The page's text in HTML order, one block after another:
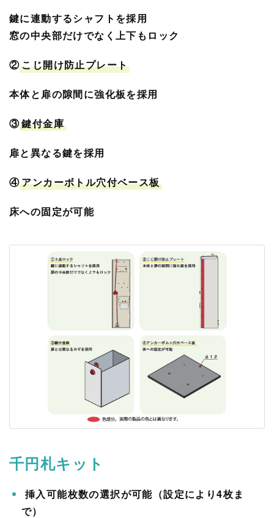
鍵に連動するシャフトを採用
窓の中央部だけでなく上下もロック
②こじ開け防止プレート
本体と扉の隙間に強化板を採用
③鍵付金庫
扉と異なる鍵を採用
④アンカーボトル穴付ベース板
床への固定が可能
千円札キット
挿入可能枚数の選択が可能（設定により4枚ま
で）